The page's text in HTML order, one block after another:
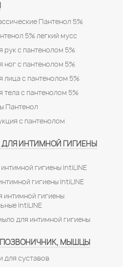
Пантенол 5%
5% легкий мусс
рук с пантенолом 5%
ног с пантенолом 5%
лица с пантенолом 5%
тела с пантенолом 5%
Пантенол
с пантенолом
ДЛЯ ИНТИМНОЙ ГИГИЕНЫ
гигиены IntiLINE
гигиены IntiLINE
интимной гигиены
IntiLINE
для интимной гигиены
МЫШЦЫ
для суставов